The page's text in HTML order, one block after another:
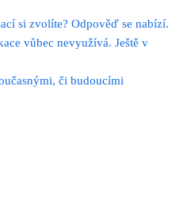
si zvolíte? Odpověď se nabízí.
vůbec nevyužívá. Ještě v
či budoucími